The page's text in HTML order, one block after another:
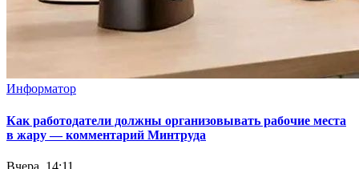
Информатор
Как работодатели должны организовывать рабочие места
в жару — комментарий Минтруда
Вчера, 14:11